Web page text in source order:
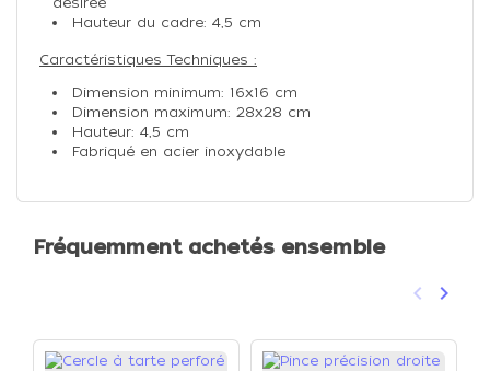
Hauteur du cadre: 4,5 cm
Caractéristiques Techniques :
Dimension minimum: 16x16 cm
Dimension maximum: 28x28 cm
Hauteur: 4,5 cm
Fabriqué en acier inoxydable
Fréquemment achetés ensemble
Précédent
keyboard_arrow_left keyboard_arrow_right